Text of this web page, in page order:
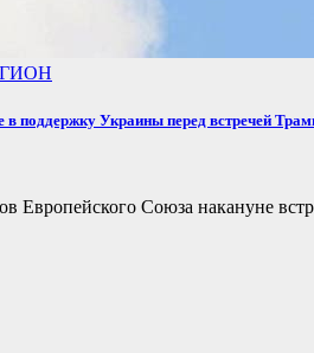
в поддержку Украины перед встречей
Европейского Союза накануне